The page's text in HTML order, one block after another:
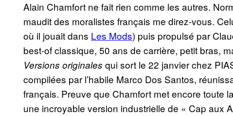
Alain Chamfort ne fait rien comme les autres.
maudit des moralistes français me direz-vous.
où il jouait dans Les Mods) puis propulsé par
best-of classique, 50 ans de carrière, petit bras,
Versions originales qui sort le 22 janvier chez
compilées par l’habile Marco Dos Santos,
français. Preuve que Chamfort met encore toute
une incroyable version industrielle de « Cap aux